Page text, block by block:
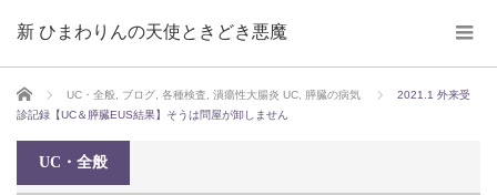
新 ひまわりんの天使ときどき悪魔
ホーム UC・全般 ブログ 各種検査 潰瘍性大腸炎 UC 膵臓の病気
2021.1 外来受
診記録【UC＆膵臓EUS結果】そうは問屋が卸しません
UC・全般